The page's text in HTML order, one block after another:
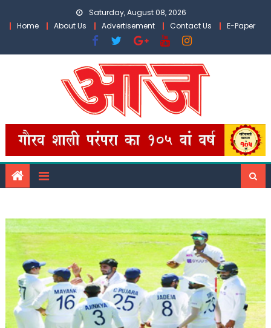
Saturday, August 08, 2026
Home
About Us Advertisement Contact Us E-Paper